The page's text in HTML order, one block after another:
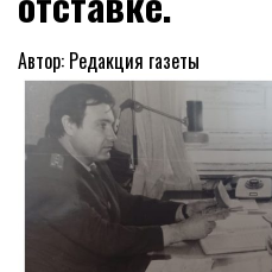
Автор: Редакция газеты